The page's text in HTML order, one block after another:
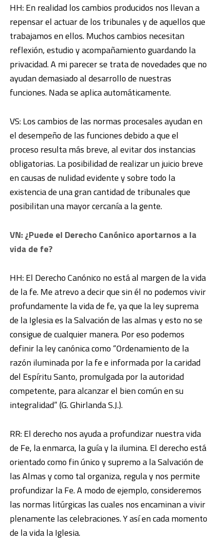
HH: En realidad los cambios producidos nos llevan a
repensar el actuar de los tribunales y de aquellos que
trabajamos en ellos. Muchos cambios necesitan
reflexión, estudio y acompañamiento guardando la
privacidad. A mi parecer se trata de novedades que no
ayudan demasiado al desarrollo de nuestras
funciones. Nada se aplica automáticamente.
VS: Los cambios de las normas procesales ayudan en
el desempeño de las funciones debido a que el
proceso resulta más breve, al evitar dos instancias
obligatorias. La posibilidad de realizar un juicio breve
en causas de nulidad evidente y sobre todo la
existencia de una gran cantidad de tribunales que
posibilitan una mayor cercanía a la gente.
VN: ¿Puede el Derecho Canónico aportarnos a la
vida de fe?
HH: El Derecho Canónico no está al margen de la vida
de la fe. Me atrevo a decir que sin él no podemos vivir
profundamente la vida de fe, ya que la ley suprema
de la Iglesia es la Salvación de las almas y esto no se
consigue de cualquier manera. Por eso podemos
definir la ley canónica como “Ordenamiento de la
razón iluminada por la fe e informada por la caridad
del Espíritu Santo, promulgada por la autoridad
competente, para alcanzar el bien común en su
integralidad” (G. Ghirlanda S.J.).
RR: El derecho nos ayuda a profundizar nuestra vida
de Fe, la enmarca, la guía y la ilumina. El derecho está
orientado como fin único y supremo a la Salvación de
las Almas y como tal organiza, regula y nos permite
profundizar la Fe. A modo de ejemplo, consideremos
las normas litúrgicas las cuales nos encaminan a vivir
plenamente las celebraciones. Y así en cada momento
de la vida la Iglesia.